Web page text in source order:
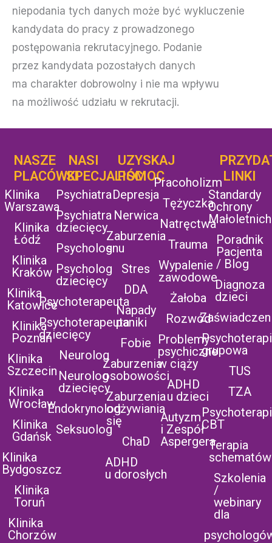
niepodania tych danych może być wykluczenie
kandydata do pracy z prowadzonego
postępowania rekrutacyjnego. Podanie
przez kandydata pozostałych danych
ma charakter dobrowolny i nie ma wpływu
na możliwość udziału w rekrutacji.
NASZE
PLACÓWKI
Klinika
Warszawa
Klinika
Łódź
Klinika
Kraków
Klinika
Katowice
Klinika
Poznań
Klinika
Szczecin
Klinika
Wrocław
Klinika
Gdańsk
Klinika
Bydgoszcz
Klinika
Toruń
Klinika
Chorzów
NASI
SPECJALIŚCI
Psychiatra
Psychiatra
dziecięcy
Psycholog
Psycholog
dziecięcy
Psychoterapeuta
Psychoterapeuta
dziecięcy
Neurolog
Neurolog
dziecięcy
Endokrynolog
Seksuolog
UZYSKAJ
POMOC
Depresja
Nerwica
Zaburzenia
snu
Stres
DDA
Napady
paniki
Fobie
Zaburzenia
osobowości
Zaburzenia
odżywiania
się
ChaD
ADHD
u dorosłych
UZYSKAJ
POMOC
Pracoholizm
Tężyczka
Natręctwa
Trauma
Wypalenie
zawodowe
Żałoba
Rozwód
Problemy
psychiczne
w ciąży
ADHD
u dzieci
Autyzm
i Zespół
Aspergera
LINKI
Standardy
Ochrony
Małoletnich
Poradnik
Pacjenta
/ Blog
Diagnoza
dzieci
grupowa
TUS
TZA
CBT
Terapia
schematów
Szkolenia
/
webinary
dla